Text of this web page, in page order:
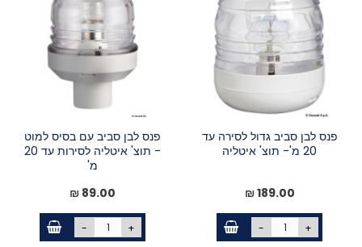
פנס לבן סביב גדול לסירה עד
20 מ'- תוצ' איטליה
189.00 ₪
- +
פנס לבן סביב עם בסיס למוט
- תוצ' איטליה לסירות עד 20
מ'
89.00 ₪
- +